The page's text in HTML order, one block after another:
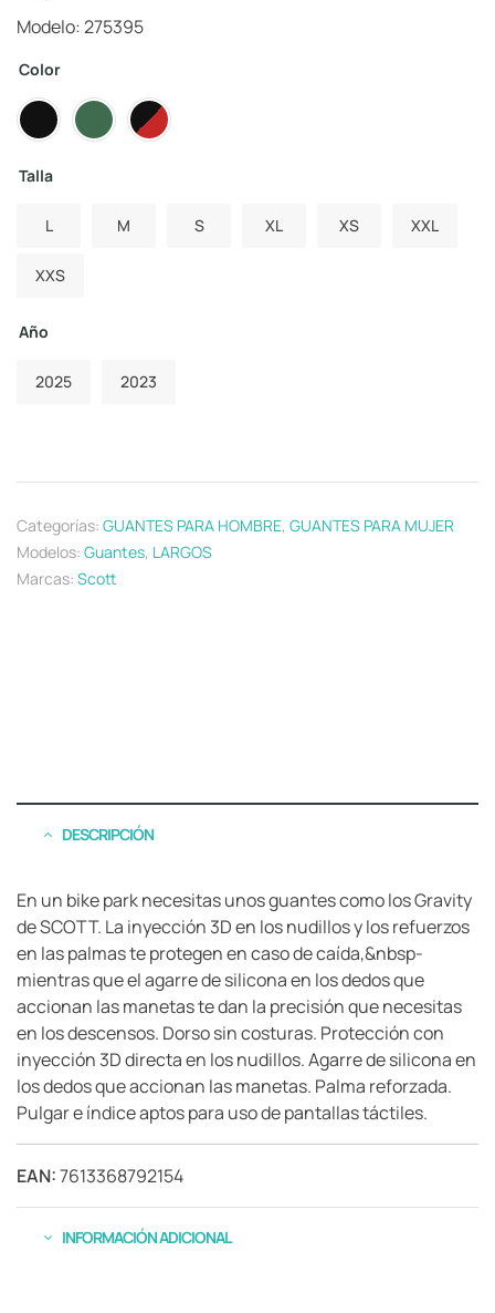
Modelo: 275395
Color
Talla
L M S XL XS XXL
XXS
Año
2025 2023
Categorías: GUANTES PARA HOMBRE, GUANTES PARA MUJER
Modelos: Guantes, LARGOS
Marcas: Scott
DESCRIPCIÓN
En un bike park necesitas unos guantes como los Gravity
de SCOTT. La inyección 3D en los nudillos y los refuerzos
en las palmas te protegen en caso de caída,&nbsp-
mientras que el agarre de silicona en los dedos que
accionan las manetas te dan la precisión que necesitas
en los descensos. Dorso sin costuras. Protección con
inyección 3D directa en los nudillos. Agarre de silicona en
los dedos que accionan las manetas. Palma reforzada.
Pulgar e índice aptos para uso de pantallas táctiles.
EAN:7613368792154
INFORMACIÓN ADICIONAL